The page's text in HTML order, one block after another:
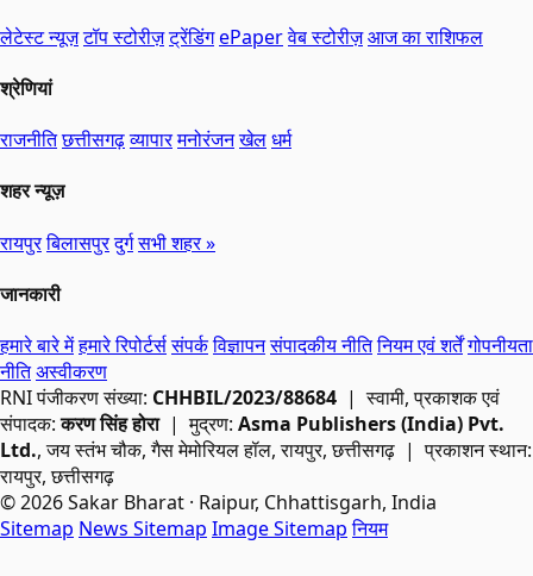
लेटेस्ट न्यूज़टॉप स्टोरीज़ट्रेंडिंगePaperवेब स्टोरीज़आज का राशिफल
श्रेणियां
राजनीतिछत्तीसगढ़व्यापारमनोरंजनखेलधर्म
शहर न्यूज़
रायपुरबिलासपुरदुर्गसभी शहर »
जानकारी
हमारे बारे मेंहमारे रिपोर्टर्ससंपर्कविज्ञापनसंपादकीय नीतिनियम एवं शर्तेंगोपनीयता
नीतिअस्वीकरण
RNIपंजीकरण संख्या: CHHBIL/2023/88684 | स्वामी, प्रकाशक एवं
संपादक:करण सिंह होरा| मुद्रण: Asma Publishers (India) Pvt.
Ltd., जय स्तंभ चौक, गैस मेमोरियल हॉल, रायपुर, छत्तीसगढ़ | प्रकाशन स्थान:
रायपुर, छत्तीसगढ़
© 2026 Sakar Bharat · Raipur, Chhattisgarh, India
Sitemap News Sitemap Image Sitemap नियम